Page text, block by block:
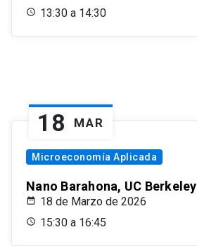
13:30 a 14:30
18 MAR
Microeconomía Aplicada
Nano Barahona, UC Berkeley
18 de Marzo de 2026
15:30 a 16:45